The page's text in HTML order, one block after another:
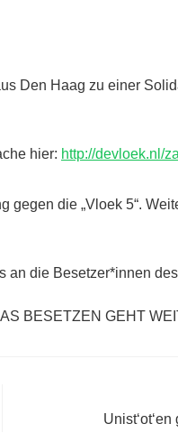
Den Haag zu einer
hier: http://devloek.nl/
gegen die „Vloek 5“.
die Besetzer*innen
BESETZEN GEHT